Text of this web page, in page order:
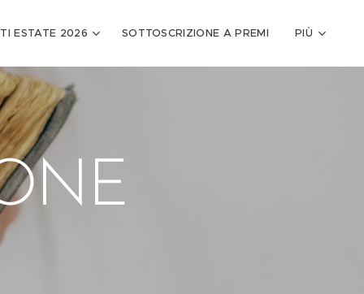
ESTATE 2026 SOTTOSCRIZIONE A PREMI PIÙ